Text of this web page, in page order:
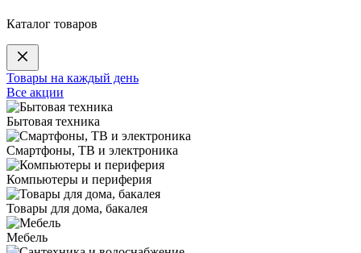
Каталог товаров
Товары на каждый день
Все акции
Бытовая техника
Смартфоны, ТВ и электроника
Компьютеры и периферия
Товары для дома, бакалея
Мебель